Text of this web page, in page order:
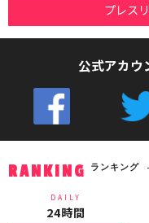
プレス
公式アカウ
RANKING ランキング
DAILY
24時間